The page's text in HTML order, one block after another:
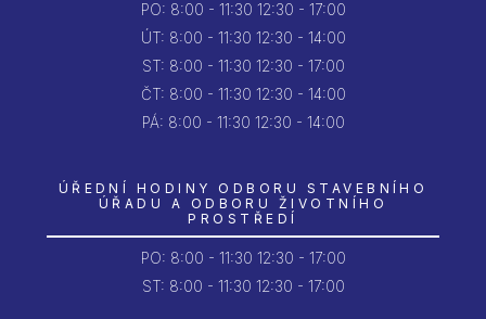
PO: 8:00 - 11:30 12:30 - 17:00
ÚT: 8:00 - 11:30 12:30 - 14:00
ST: 8:00 - 11:30 12:30 - 17:00
ČT: 8:00 - 11:30 12:30 - 14:00
PÁ: 8:00 - 11:30 12:30 - 14:00
ÚŘEDNÍ HODINY ODBORU STAVEBNÍHO
ÚŘADU A ODBORU ŽIVOTNÍHO
PROSTŘEDÍ
PO: 8:00 - 11:30 12:30 - 17:00
ST: 8:00 - 11:30 12:30 - 17:00